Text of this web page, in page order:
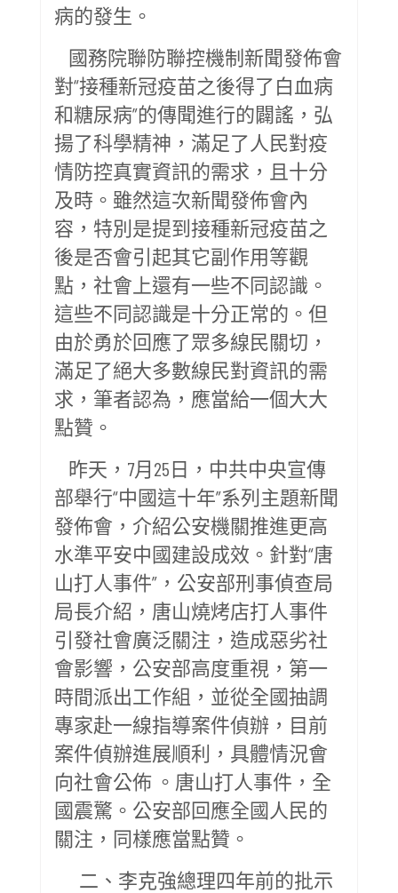
病的發生。
國務院聯防聯控機制新聞發佈會
對“接種新冠疫苗之後得了白血病
和糖尿病”的傳聞進行的闢謠，弘
揚了科學精神，滿足了人民對疫
情防控真實資訊的需求，且十分
及時。雖然這次新聞發佈會內
容，特別是提到接種新冠疫苗之
後是否會引起其它副作用等觀
點，社會上還有一些不同認識。
這些不同認識是十分正常的。但
由於勇於回應了眾多線民關切，
滿足了絕大多數線民對資訊的需
求，筆者認為，應當給一個大大
點贊。
昨天，7月25日，中共中央宣傳
部舉行“中國這十年”系列主題新聞
發佈會，介紹公安機關推進更高
水準平安中國建設成效。針對“唐
山打人事件”，公安部刑事偵查局
局長介紹，唐山燒烤店打人事件
引發社會廣泛關注，造成惡劣社
會影響，公安部高度重視，第一
時間派出工作組，並從全國抽調
專家赴一線指導案件偵辦，目前
案件偵辦進展順利，具體情況會
向社會公佈 。唐山打人事件，全
國震驚。公安部回應全國人民的
關注，同樣應當點贊。
二、李克強總理四年前的批示